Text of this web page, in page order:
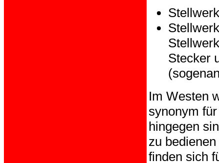
Stecker
Im Westen
synonym
hingegen
zu
finden sich